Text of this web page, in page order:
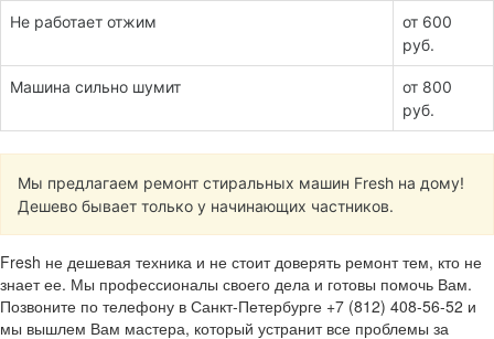
Не работает отжим
от 600
руб.
Машина сильно шумит
от 800
руб.
Мы предлагаем ремонт стиральных машин Fresh на дому!
Дешево бывает только у начинающих частников.
Fresh не дешевая техника и не стоит доверять ремонт тем, кто не
знает ее. Мы профессионалы своего дела и готовы помочь Вам.
Позвоните по телефону в Санкт-Петербурге +7 (812) 408-56-52 и
мы вышлем Вам мастера, который устранит все проблемы за